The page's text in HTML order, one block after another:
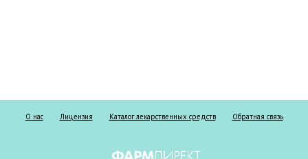
О нас Лицензия Каталог лекарственных средств Обратная связь